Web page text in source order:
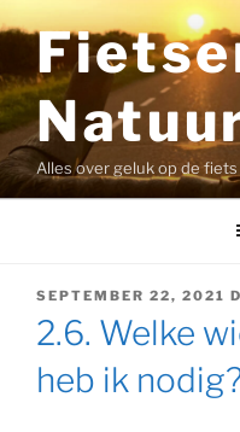
naar
de
inhoud
Alles over geluk op de fiets
GEPLAATST
OP
SEPTEMBER 22, 2021
2.6. Welke
heb ik